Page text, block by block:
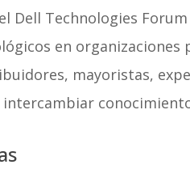
Dell Technologies
en organizaciones
mayoristas,